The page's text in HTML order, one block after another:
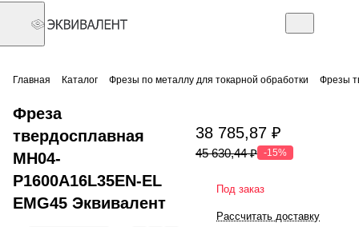
Главная Каталог Фрезы по металлу для токарной обработки Фрезы
Фреза
твердосплавная
MH04-
P1600A16L35EN-EL
EMG45 Эквивалент
38 785,87 ₽
45 630,44 ₽ -15%
Под заказ
Рассчитать доставку